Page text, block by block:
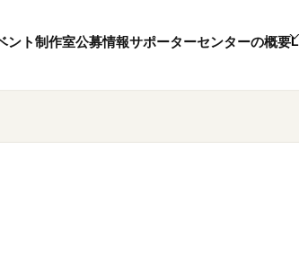
ント制作室公募情報サポーターセンターの概要
ご利用案内